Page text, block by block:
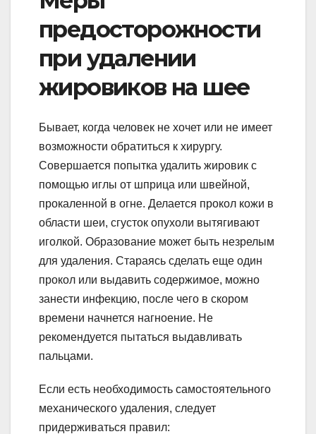
предосторожности
при удалении
жировиков на шее
Бывает, когда человек не хочет или не имеет
возможности обратиться к хирургу.
Совершается попытка удалить жировик с
помощью иглы от шприца или швейной,
прокаленной в огне. Делается прокол кожи в
области шеи, сгусток опухоли вытягивают
иголкой. Образование может быть незрелым
для удаления. Стараясь сделать еще один
прокол или выдавить содержимое, можно
занести инфекцию, после чего в скором
времени начнется нагноение. Не
рекомендуется пытаться выдавливать
пальцами.
Если есть необходимость самостоятельного
механического удаления, следует
придерживаться правил: